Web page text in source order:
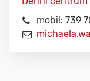
mobil: 739